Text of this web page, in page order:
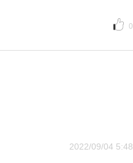
0
2022/09/04 5:48